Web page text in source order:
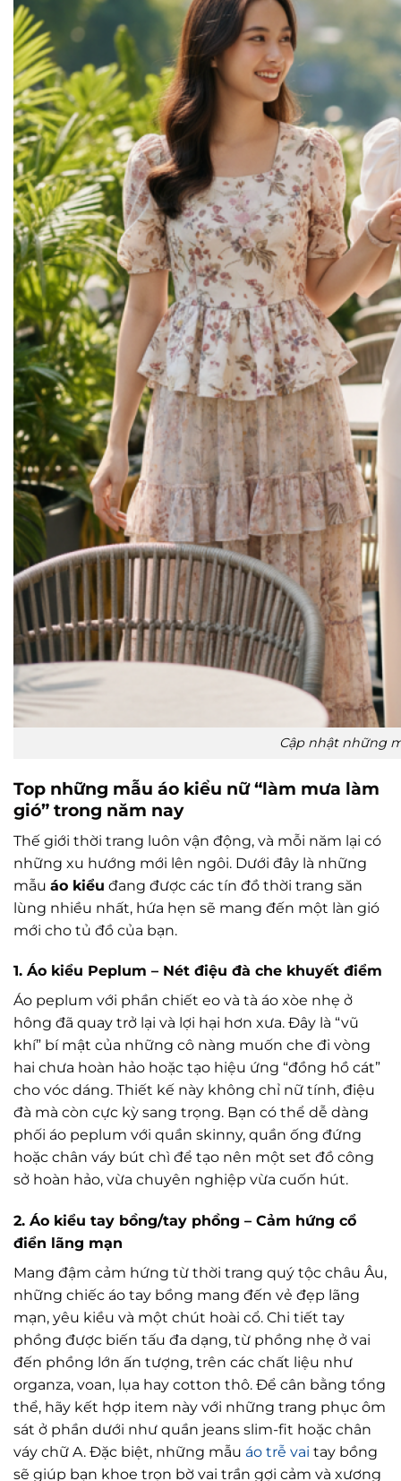
Cập nhật những
Top những mẫu áo kiểu nữ “làm mưa làm
gió” trong năm nay
Thế giới thời trang luôn vận động, và mỗi năm lại có
những xu hướng mới lên ngôi. Dưới đây là những
mẫu áo kiểu đang được các tín đồ thời trang săn
lùng nhiều nhất, hứa hẹn sẽ mang đến một làn gió
mới cho tủ đồ của bạn.
1. Áo kiểu Peplum – Nét điệu đà che khuyết điểm
Áo peplum với phần chiết eo và tà áo xòe nhẹ ở
hông đã quay trở lại và lợi hại hơn xưa. Đây là “vũ
khí” bí mật của những cô nàng muốn che đi vòng
hai chưa hoàn hảo hoặc tạo hiệu ứng “đồng hồ cát”
cho vóc dáng. Thiết kế này không chỉ nữ tính, điệu
đà mà còn cực kỳ sang trọng. Bạn có thể dễ dàng
phối áo peplum với quần skinny, quần ống đứng
hoặc chân váy bút chì để tạo nên một set đồ công
sở hoàn hảo, vừa chuyên nghiệp vừa cuốn hút.
2. Áo kiểu tay bồng/tay phồng – Cảm hứng cổ
điển lãng mạn
Mang đậm cảm hứng từ thời trang quý tộc châu Âu,
những chiếc áo tay bồng mang đến vẻ đẹp lãng
mạn, yêu kiều và một chút hoài cổ. Chi tiết tay
phồng được biến tấu đa dạng, từ phồng nhẹ ở vai
đến phồng lớn ấn tượng, trên các chất liệu như
organza, voan, lụa hay cotton thô. Để cân bằng tổng
thể, hãy kết hợp item này với những trang phục ôm
sát ở phần dưới như quần jeans slim-fit hoặc chân
váy chữ A. Đặc biệt, những mẫu áo trễ vai tay bồng
sẽ giúp bạn khoe trọn bờ vai trần gợi cảm và xương